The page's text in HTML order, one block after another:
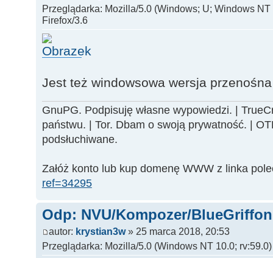
Przeglądarka: Mozilla/5.0 (Windows; U; Windows
Firefox/3.6
Jest też windowsowa wersja
GnuPG. Podpisuję własne wypowiedzi. |
państwu. | Tor. Dbam o swoją prywatność. |
podsłuchiwane.
Załóż konto lub kup domenę WWW z linka
ref=34295
Odp: NVU/Kompozer/
autor: krystian3w» 25 marca 2018, 20:53
Przeglądarka: Mozilla/5.0 (Windows NT 10.0;